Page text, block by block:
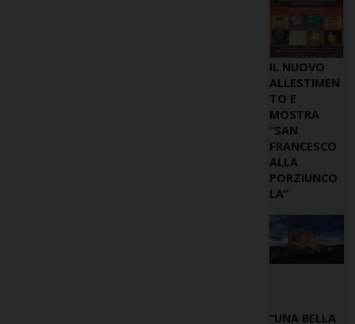
IL NUOVO
ALLESTIMEN
TO E
MOSTRA
“SAN
FRANCESCO
ALLA
PORZIUNCO
LA”
“UNA BELLA